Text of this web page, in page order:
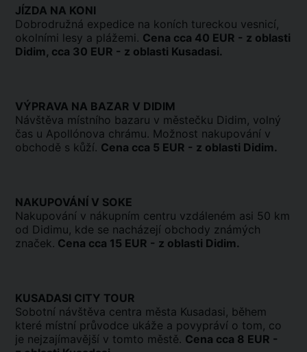
JÍZDA NA KONI
Dobrodružná expedice na koních tureckou vesnicí,
okolními lesy a plážemi. Cena cca 40 EUR - z oblasti
Didim, cca 30 EUR - z oblasti Kusadasi.
VÝPRAVA NA BAZAR V DIDIM
Návštěva místního bazaru v městečku Didim, volný
čas u Apollónova chrámu. Možnost nakupování v
obchodě s kůží. Cena cca 5 EUR - z oblasti Didim.
NAKUPOVÁNÍ V SOKE
Nakupování v nákupním centru vzdáleném asi 50 km
od Didimu, kde se nacházejí obchody známých
značek. Cena cca 15 EUR - z oblasti Didim.
KUSADASI CITY TOUR
Sobotní návštěva centra města Kusadasi, během
které místní průvodce ukáže a povypráví o tom, co
je nejzajímavější v tomto městě. Cena cca 8 EUR -